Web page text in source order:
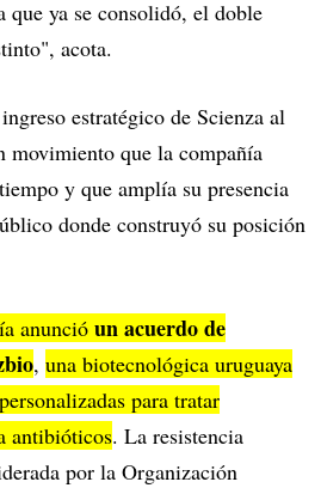
que ya se consolidó, el doble
acota.
estratégico de Scienza al
movimiento que la compañía
y que amplía su presencia
donde construyó su posición
anunció un acuerdo de
, una biotecnológica uruguaya
para tratar
antibióticos. La resistencia
por la Organización